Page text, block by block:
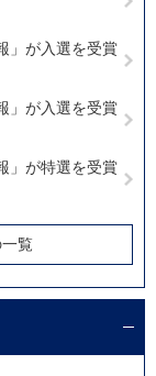
」が入選を受賞
」が入選を受賞
」が特選を受賞
覧